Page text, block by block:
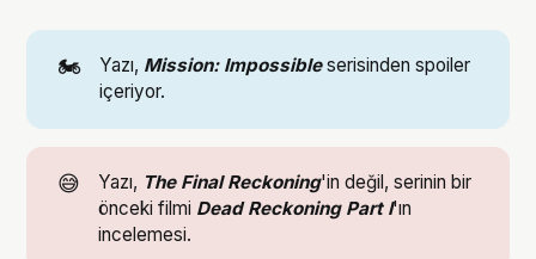
🏍️ Yazı, Mission: Impossible serisinden spoiler
içeriyor.
😅 Yazı, The Final Reckoning'in değil, serinin bir
önceki filmi Dead Reckoning Part I'ın
incelemesi.